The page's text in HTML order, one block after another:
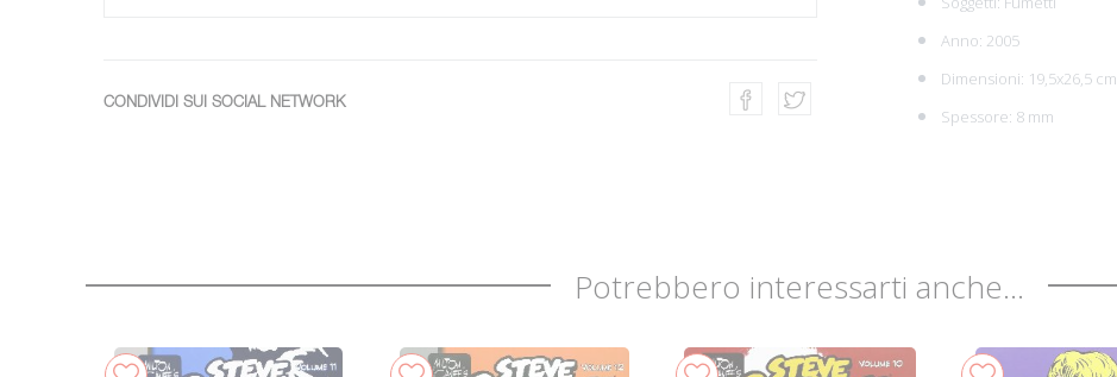
CONDIVIDI SUI SOCIAL NETWORK
Anno: 2005
Dimensioni: 19,5x26,5 cm
Spessore: 8 mm
Potrebbero interessarti anche...